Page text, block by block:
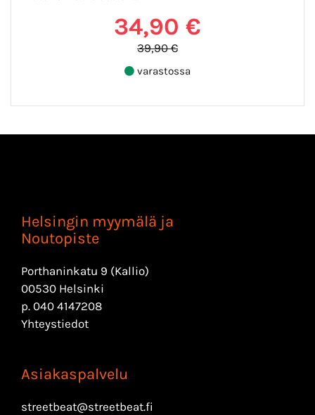
34,90 €
39,90 €
varastossa
Helsingin myymälä ja
Noutopiste
Porthaninkatu 9 (Kallio)
00530 Helsinki
p. 040 4147208
Yhteystiedot
Asiakaspalvelu
streetbeat@streetbeat.fi